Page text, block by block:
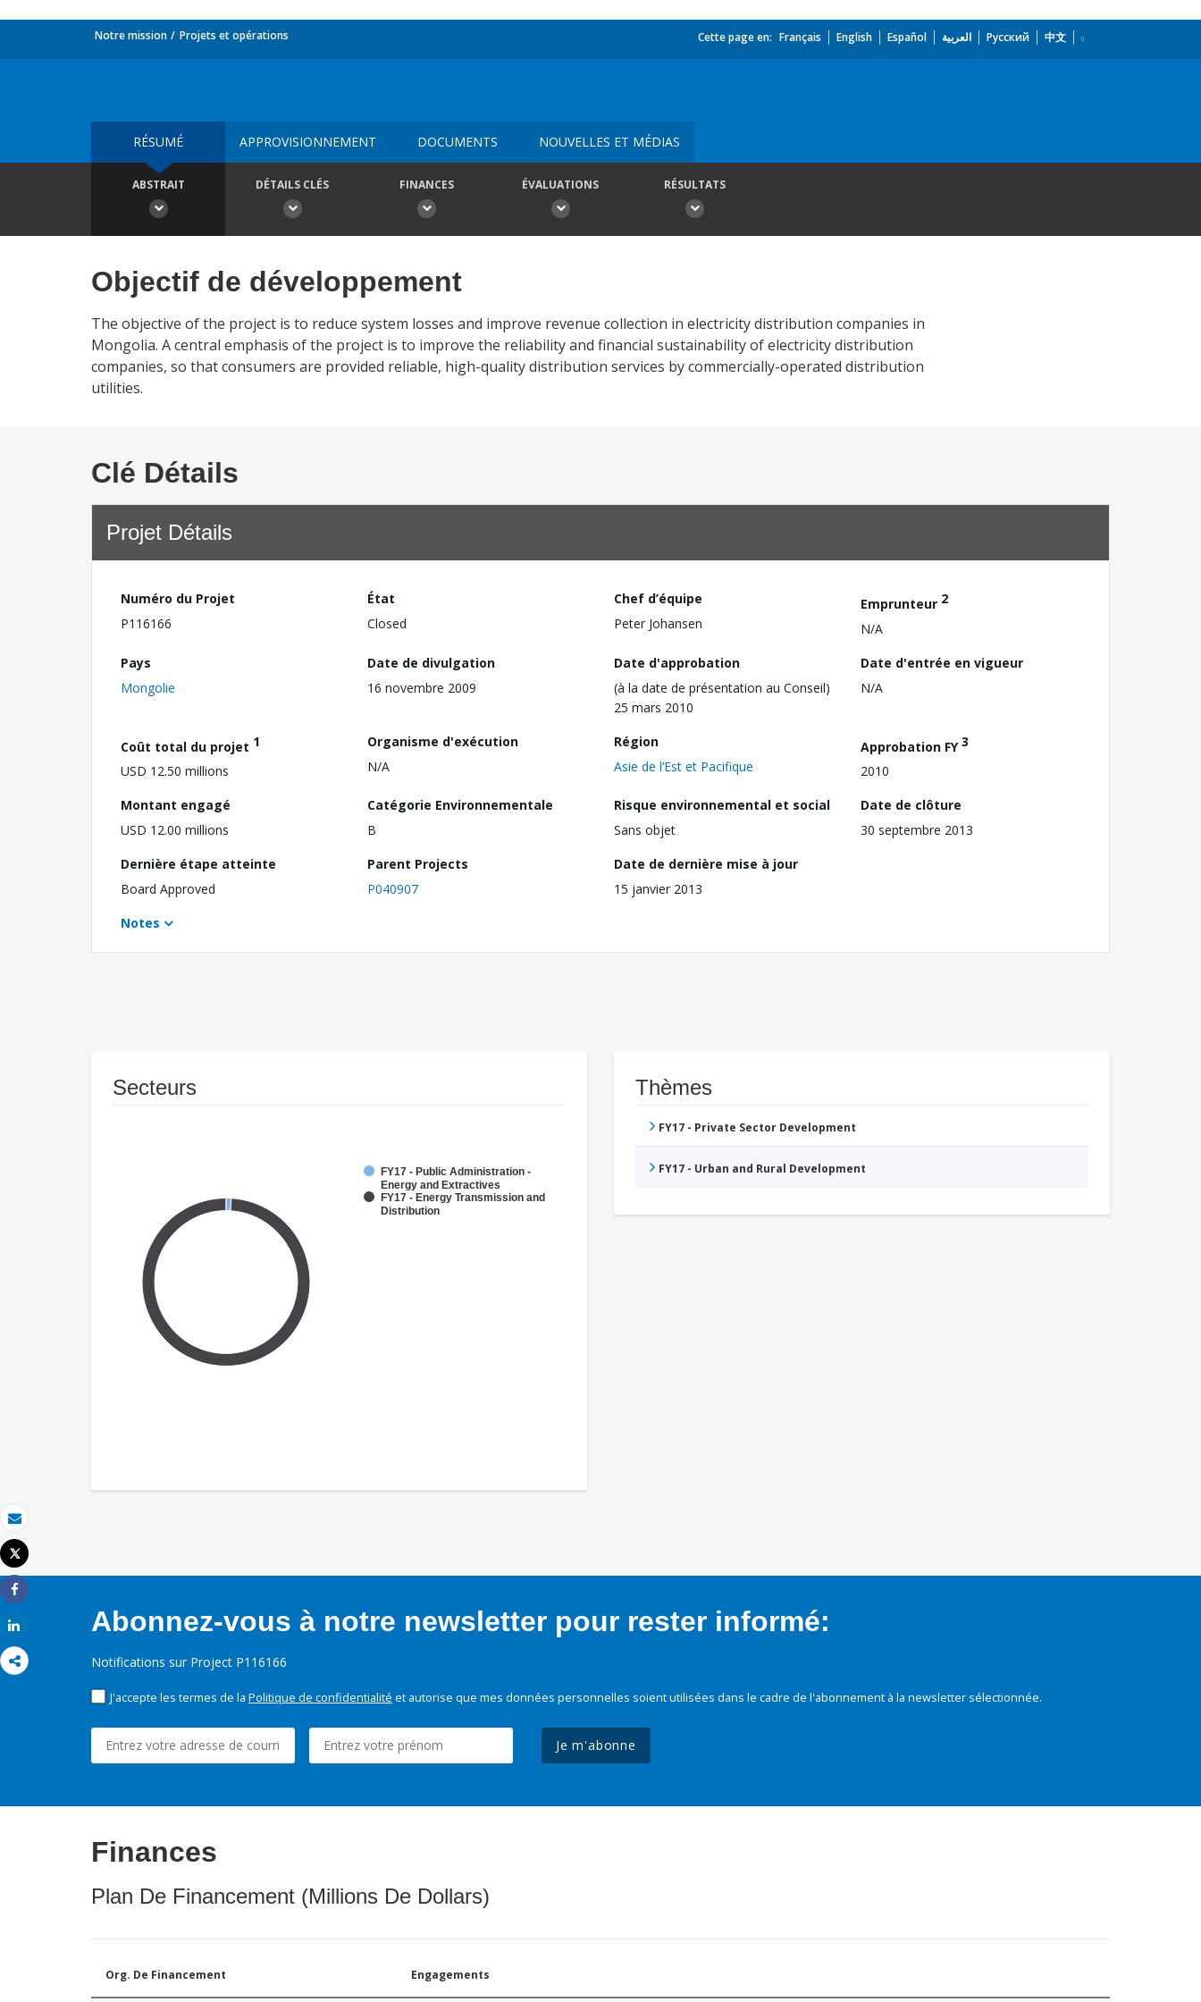
Email
Imprimer
Tweet
Share
Notre mission Projets et opérations Cette page en: Français English Español العربية Русский 中文
RÉSUMÉ APPROVISIONNEMENT DOCUMENTS NOUVELLES ET MÉDIAS
ABSTRAIT DÉTAILS CLÉS FINANCES ÉVALUATIONS RÉSULTATS
Objectif de développement
The objective of the project is to reduce system losses and improve revenue collection in electricity distribution companies in
Mongolia. A central emphasis of the project is to improve the reliability and financial sustainability of electricity distribution
companies, so that consumers are provided reliable, high-quality distribution services by commercially-operated distribution
utilities.
Clé Détails
Projet Détails
Numéro du Projet
P116166
État
Closed
Chef d’équipe
Peter Johansen
Emprunteur 2
N/A
Pays
Mongolie
Date de divulgation
16 novembre 2009
Date d'approbation
(à la date de présentation au Conseil)
25 mars 2010
Date d'entrée en vigueur
N/A
Coût total du projet 1
USD 12.50 millions
Organisme d'exécution
N/A
Région
Asie de l’Est et Pacifique
Approbation FY3
2010
Montant engagé
USD 12.00 millions
Catégorie Environnementale
B
Risque environnemental et social
Sans objet
Date de clôture
30 septembre 2013
Dernière étape atteinte
Board Approved
Parent Projects
P040907
Date de dernière mise à jour
15 janvier 2013
Notes
Secteurs
FY17 - Public Administration -
Energy and Extractives
FY17 - Energy Transmission and
Distribution
Thèmes
FY17 - Private Sector Development
FY17 - Urban and Rural Development
Abonnez-vous à notre newsletter pour rester informé:
Notifications sur Project P116166
J'accepte les termes de la Politique de confidentialité et autorise que mes données personnelles soient utilisées dans le cadre de l'abonnement à la newsletter sélectionnée.
Je m'abonne
Finances
Plan De Financement (Millions De Dollars)
Org. De Financement Engagements